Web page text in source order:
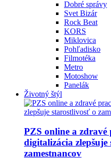
Dobré správy
Svet Bizár
Rock Beat
KORS
Miklovica
Pohľadisko
Filmotéka
Metro
Motoshow
Panelák
Životný štýl
PZS online a
digitalizácia
zamestnancov